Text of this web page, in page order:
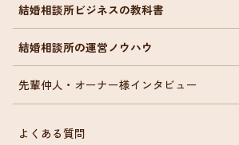
結婚相談所ビジネスの教科書
結婚相談所の運営ノウハウ
先輩仲人・オーナー様インタビュー
よくある質問